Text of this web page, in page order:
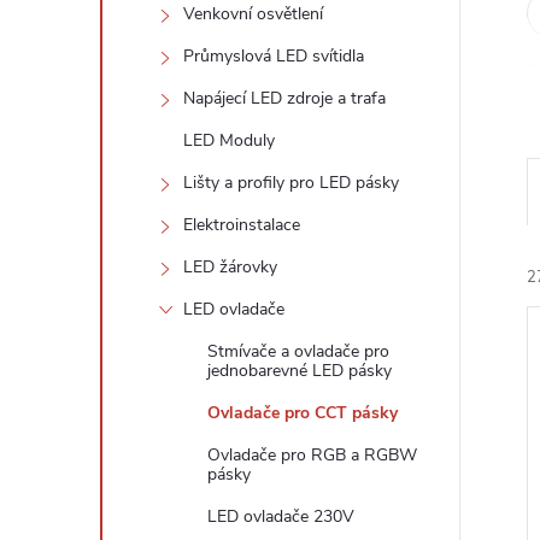
Venkovní osvětlení
Průmyslová LED svítidla
Napájecí LED zdroje a trafa
LED Moduly
Lišty a profily pro LED pásky
Elektroinstalace
LED žárovky
LED ovladače
Stmívače a ovladače pro
jednobarevné LED pásky
Ovladače pro CCT pásky
Ovladače pro RGB a RGBW
pásky
LED ovladače 230V
a